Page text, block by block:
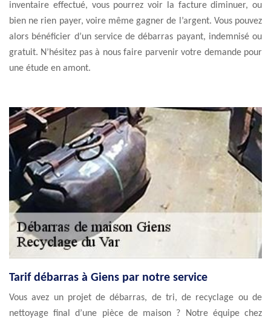
inventaire effectué, vous pourrez voir la facture diminuer, ou
bien ne rien payer, voire même gagner de l’argent. Vous pouvez
alors bénéficier d’un service de débarras payant, indemnisé ou
gratuit. N’hésitez pas à nous faire parvenir votre demande pour
une étude en amont.
Tarif débarras à Giens par notre service
Vous avez un projet de débarras, de tri, de recyclage ou de
nettoyage final d’une pièce de maison ? Notre équipe chez